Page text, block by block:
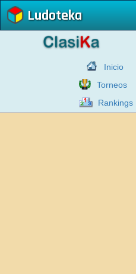
Ludoteka
Inicio
Torneos
Rankings